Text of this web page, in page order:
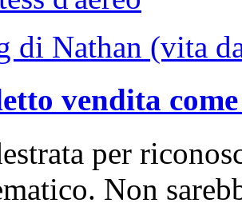
di Nathan (vita
vendita
per
Non